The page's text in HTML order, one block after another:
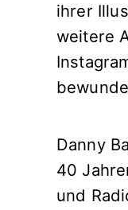
ihrer
weitere
Danny
40
und